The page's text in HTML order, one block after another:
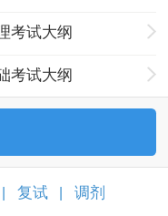
考试大纲
考试大纲
复试 调剂